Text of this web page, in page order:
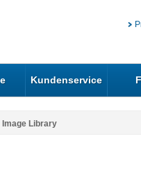
Kundenservice
Image Library